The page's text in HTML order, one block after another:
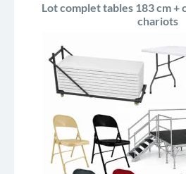
Lot complet tables 183 cm +
chariots